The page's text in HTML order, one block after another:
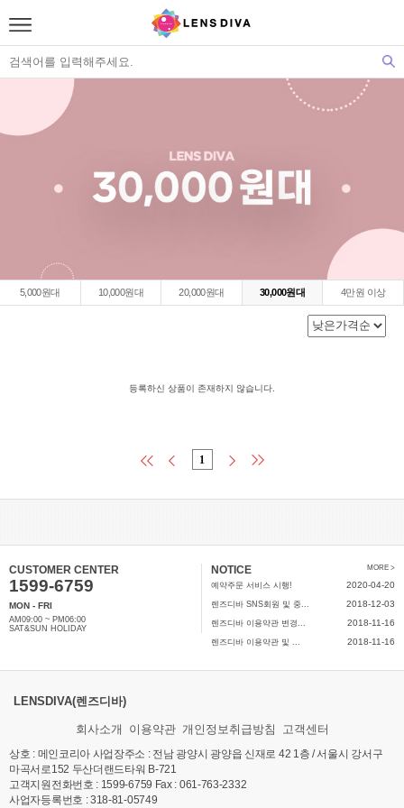
5,000원대 10,000원대 20,000원대 30,000원대 4만원 이상
등록하신 상품이 존재하지 않습니다.
1
CUSTOMER CENTER
1599-6759
MON - FRI
AM09:00 ~ PM06:00
SAT&SUN HOLIDAY
NOTICE MORE >
예약주문 서비스 시행! 2020-04-20
렌즈디바 SNS회원 및 중... 2018-12-03
렌즈디바 이용약관 변경... 2018-11-16
렌즈디바 이용약관 및 ... 2018-11-16
LENSDIVA(렌즈디바)
회사소개 이용약관 개인정보취급방침 고객센터
상호 : 메인코리아 사업장주소 : 전남 광양시 광양읍 신재로 42 1층 / 서울시 강서구
마곡서로152 두산더랜드타워 B-721
고객지원전화번호 : 1599-6759 Fax : 061-763-2332
사업자등록번호 : 318-81-05749